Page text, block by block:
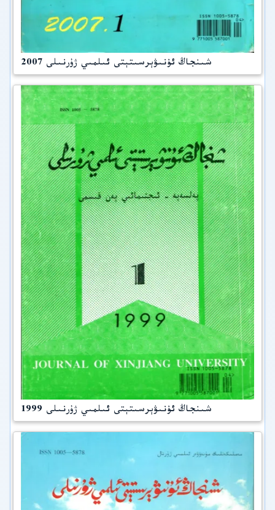
شىنجاڭ ئۇنىۋېرسىتېتى ئىلمىي ژۇرنىلى 2007
شىنجاڭ ئۇنىۋېرسىتېتى ئىلمىي ژۇرنىلى 1999